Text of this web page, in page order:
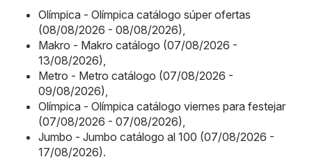
Olímpica - Olímpica catálogo súper ofertas
(08/08/2026 - 08/08/2026)
Makro - Makro catálogo (07/08/2026 -
13/08/2026)
Metro - Metro catálogo (07/08/2026 -
09/08/2026)
Olímpica - Olímpica catálogo viernes para festejar
(07/08/2026 - 07/08/2026)
Jumbo - Jumbo catálogo al 100 (07/08/2026 -
17/08/2026).